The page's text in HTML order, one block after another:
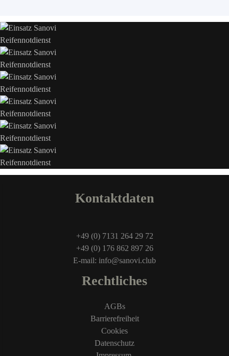
Kontaktdaten
+49 (0) 7131 264 29 72
+49 (0) 176 862 897 26
E-mail: info@sanovi.club
Rechtliches
AGBs
Barrierefreiheit
Cookies
Datenschutz